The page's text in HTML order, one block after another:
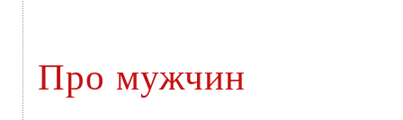
Про мужчин